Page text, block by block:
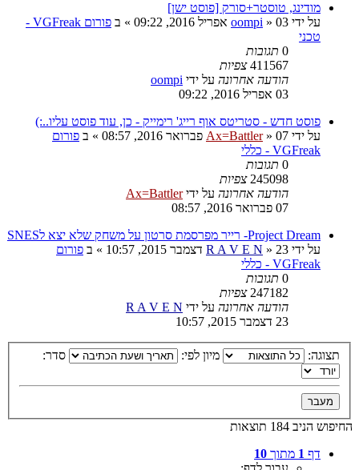
מודינג, טוסטר+סורק [פוסט ישן]
על ידי
oompi » 03 אפריל 2016, 09:22 » ב
פורום VGFreak -
טכני
0 תגובות
411567 צפיות
הודעה אחרונה על ידי oompi
03 אפריל 2016, 09:22
פוסט חדש - סטריטס אוף רייג' רימייק - כן, עוד פוסט עליו..:)
על ידי
Ax=Battler» 07 פברואר 2016, 08:57 » ב פורום
VGFreak - כללי
0 תגובות
245098 צפיות
הודעה אחרונה על ידיAx=Battler
07 פברואר 2016, 08:57
Project Dream- רייר מפרסמת סרטון על משחק שלא יצא לSNES
על ידי
R A V E N » 23 דצמבר 2015, 10:57 » ב פורום
VGFreak - כללי
0 תגובות
247182 צפיות
הודעה אחרונה על ידי R A V E N
23 דצמבר 2015, 10:57
תצוגה: מיון לפי: סדר:
החיפוש הניב 184 תוצאות
דף 1 מתוך 10